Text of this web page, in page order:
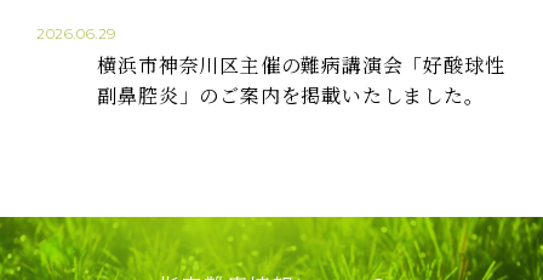
2026.06.29
横浜市神奈川区主催の難病講演会「好酸球性
副鼻腔炎」のご案内を掲載いたしました。